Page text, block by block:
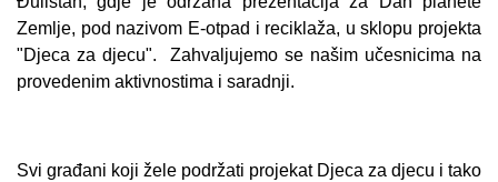
Zemlje, pod nazivom E-otpad i reciklaža, u sklopu projekta
"Djeca za djecu". Zahvaljujemo se našim učesnicima na
provedenim aktivnostima i saradnji.
Svi građani koji žele podržati projekat Djeca za djecu i tako